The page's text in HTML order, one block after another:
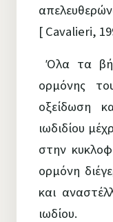
[ Cavalieri,
Όλα τα
ορμόνης
οξείδωση
ιωδιδίου
στην
ορμόνη
και
ιωδίου.